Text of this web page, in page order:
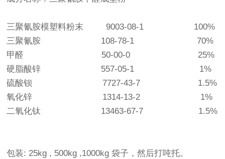
三聚氰胺模塑料粉末 9003-08-1 100%
三聚氰胺 108-78-1 70%
甲醛 50-00-0 25%
硬脂酸锌 557-05-1 1%
硫酸钡 7727-43-7 1.5%
氧化锌 1314-13-2 1%
二氧化钛 13463-67-7 1.5%
包装: 25kg , 500kg ,1000kg 袋子，然后打吨托。